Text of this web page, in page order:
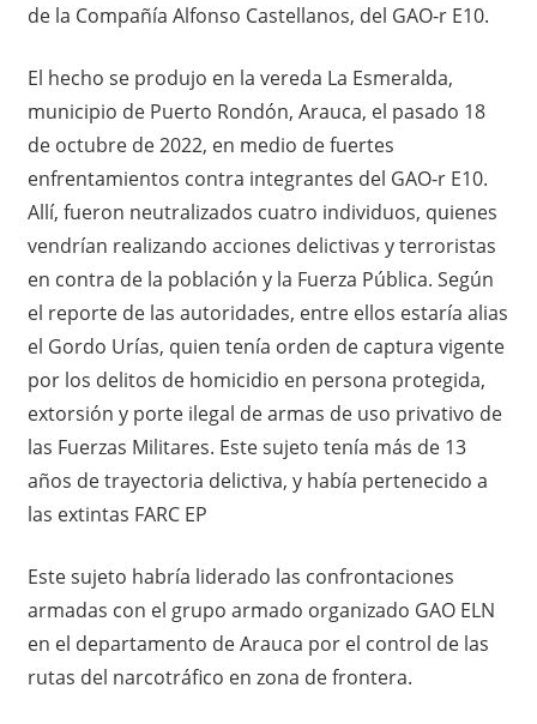
de la Compañía Alfonso Castellanos, del GAO-r E10.
El hecho se produjo en la vereda La Esmeralda,
municipio de Puerto Rondón, Arauca, el pasado 18
de octubre de 2022, en medio de fuertes
enfrentamientos contra integrantes del GAO-r E10.
Allí, fueron neutralizados cuatro individuos, quienes
vendrían realizando acciones delictivas y terroristas
en contra de la población y la Fuerza Pública. Según
el reporte de las autoridades, entre ellos estaría alias
el Gordo Urías, quien tenía orden de captura vigente
por los delitos de homicidio en persona protegida,
extorsión y porte ilegal de armas de uso privativo de
las Fuerzas Militares. Este sujeto tenía más de 13
años de trayectoria delictiva, y había pertenecido a
las extintas FARC EP
Este sujeto habría liderado las confrontaciones
armadas con el grupo armado organizado GAO ELN
en el departamento de Arauca por el control de las
rutas del narcotráfico en zona de frontera.